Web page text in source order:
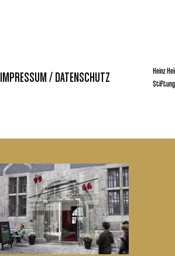
IMPRESSUM / DATENSCHUTZ
Heinz
Stiftung